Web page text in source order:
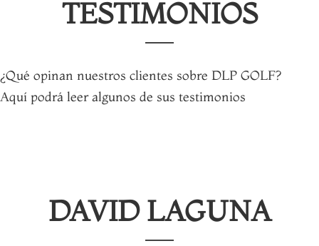
TESTIMONIOS
¿Qué opinan nuestros clientes sobre DLP GOLF?
Aquí podrá leer algunos de sus testimonios
DAVID LAGUNA